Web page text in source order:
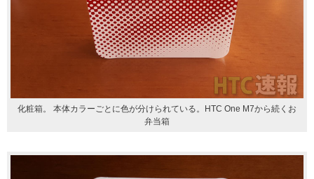
化粧箱。 本体カラーごとに色が分けられている。HTC One M7から続くお
弁当箱